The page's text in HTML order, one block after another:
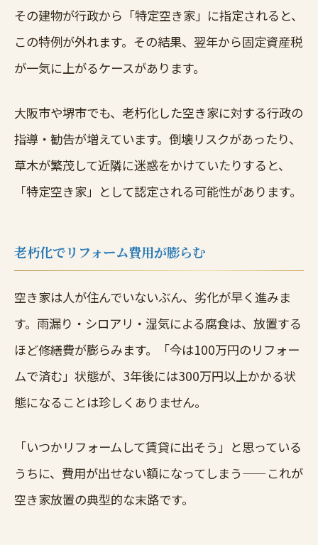
その建物が行政から「特定空き家」に指定されると、
この特例が外れます。その結果、翌年から固定資産税
が一気に上がるケースがあります。
大阪市や堺市でも、老朽化した空き家に対する行政の
指導・勧告が増えています。倒壊リスクがあったり、
草木が繁茂して近隣に迷惑をかけていたりすると、
「特定空き家」として認定される可能性があります。
老朽化でリフォーム費用が膨らむ
空き家は人が住んでいないぶん、劣化が早く進みま
す。雨漏り・シロアリ・湿気による腐食は、放置する
ほど修繕費が膨らみます。「今は100万円のリフォー
ムで済む」状態が、3年後には300万円以上かかる状
態になることは珍しくありません。
「いつかリフォームして賃貸に出そう」と思っている
うちに、費用が出せない額になってしまう——これが
空き家放置の典型的な末路です。